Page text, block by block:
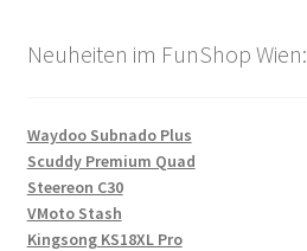
Neuheiten im FunShop Wien:
Waydoo Subnado Plus
Scuddy Premium Quad
Steereon C30
VMoto Stash
Kingsong KS18XL Pro